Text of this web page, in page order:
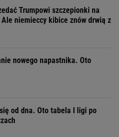
Trumpowi szczepionki na
niemieccy kibice znów drwią z
nowego napastnika. Oto
od dna. Oto tabela I ligi po